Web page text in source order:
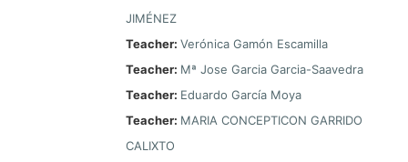
JIMÉNEZ
Teacher: Verónica Gamón Escamilla
Teacher: Mª Jose Garcia Garcia-Saavedra
Teacher: Eduardo García Moya
Teacher: MARIA CONCEPTICON GARRIDO
CALIXTO